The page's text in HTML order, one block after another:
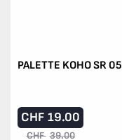
PALETTE KOHO SR 05
CHF 19.00
CHF 39.00